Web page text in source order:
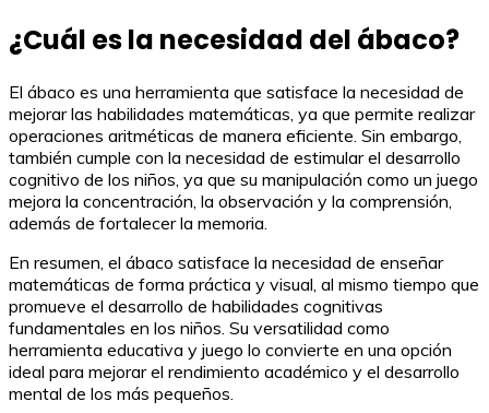
¿Cuál es la necesidad del ábaco?
El ábaco es una herramienta que satisface la necesidad de
mejorar las habilidades matemáticas, ya que permite realizar
operaciones aritméticas de manera eficiente. Sin embargo,
también cumple con la necesidad de estimular el desarrollo
cognitivo de los niños, ya que su manipulación como un juego
mejora la concentración, la observación y la comprensión,
además de fortalecer la memoria.
En resumen, el ábaco satisface la necesidad de enseñar
matemáticas de forma práctica y visual, al mismo tiempo que
promueve el desarrollo de habilidades cognitivas
fundamentales en los niños. Su versatilidad como
herramienta educativa y juego lo convierte en una opción
ideal para mejorar el rendimiento académico y el desarrollo
mental de los más pequeños.